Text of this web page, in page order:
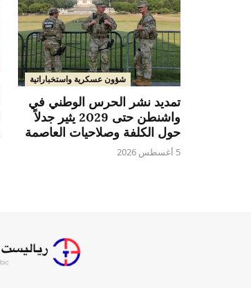
شؤون عسكرية واستخباراتية
تمديد نشر الحرس الوطني في
واشنطن حتى 2029 يثير جدلاً
حول الكلفة وصلاحيات العاصمة
5 أغسطس 2026